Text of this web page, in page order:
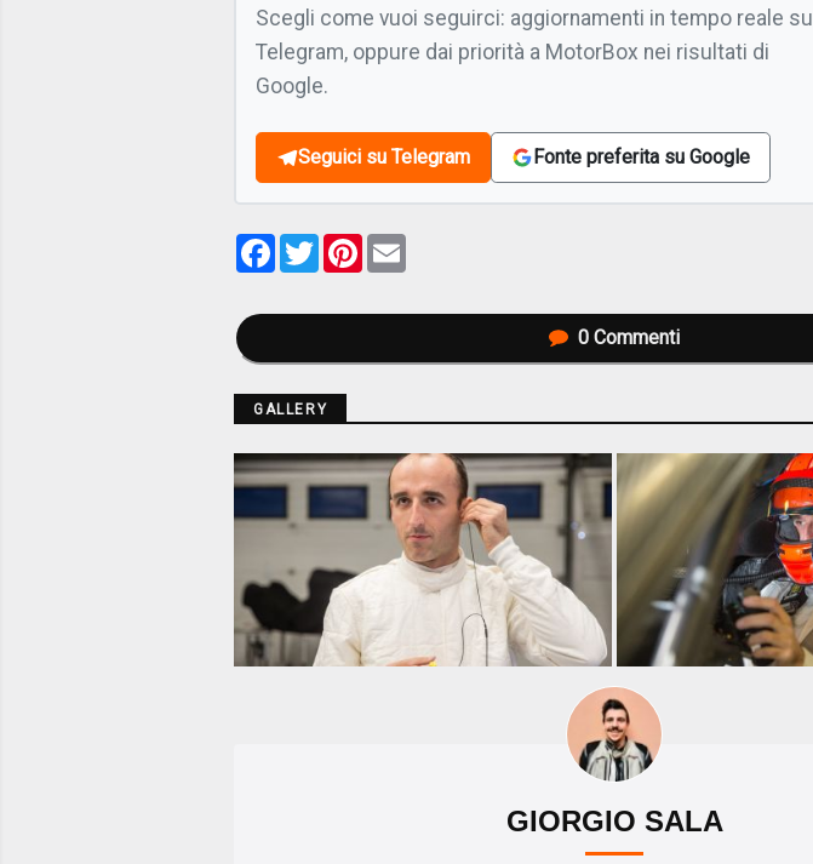
Scegli come vuoi seguirci: aggiornamenti in tempo reale su
Telegram, oppure dai priorità a MotorBox nei risultati di
Google.
Seguici su Telegram Fonte preferita su Google
Facebook
TwitterPinterest
0 Commenti
GALLERY
GIORGIO SALA